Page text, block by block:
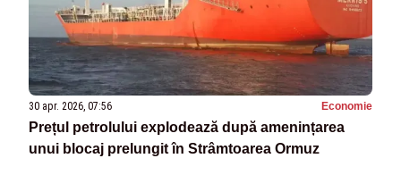
30 apr. 2026, 07:56 Economie
Prețul petrolului explodează după amenințarea
unui blocaj prelungit în Strâmtoarea Ormuz